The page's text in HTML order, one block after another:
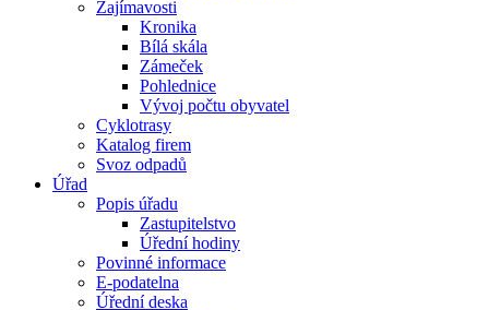
Zajímavosti
Kronika
Bílá skála
Zámeček
Pohlednice
Vývoj počtu obyvatel
Cyklotrasy
Katalog firem
Svoz odpadů
Úřad
Popis úřadu
Zastupitelstvo
Úřední hodiny
Povinné informace
E-podatelna
Úřední deska